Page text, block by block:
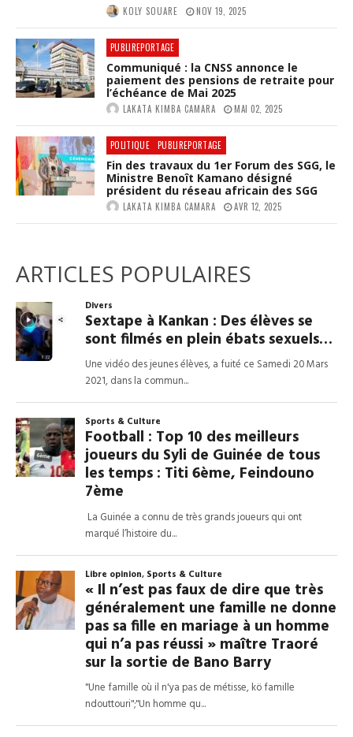
KOLY SOUARE NOV 19, 2025
PUBLIREPORTAGE
Communiqué : la CNSS annonce le
paiement des pensions de retraite pour
l’échéance de Mai 2025
LAKATA KIMBA CAMARA MAI 02, 2025
POLITIQUE PUBLIREPORTAGE
Fin des travaux du 1er Forum des SGG, le
Ministre Benoît Kamano désigné
président du réseau africain des SGG
LAKATA KIMBA CAMARA AVR 12, 2025
ARTICLES POPULAIRES